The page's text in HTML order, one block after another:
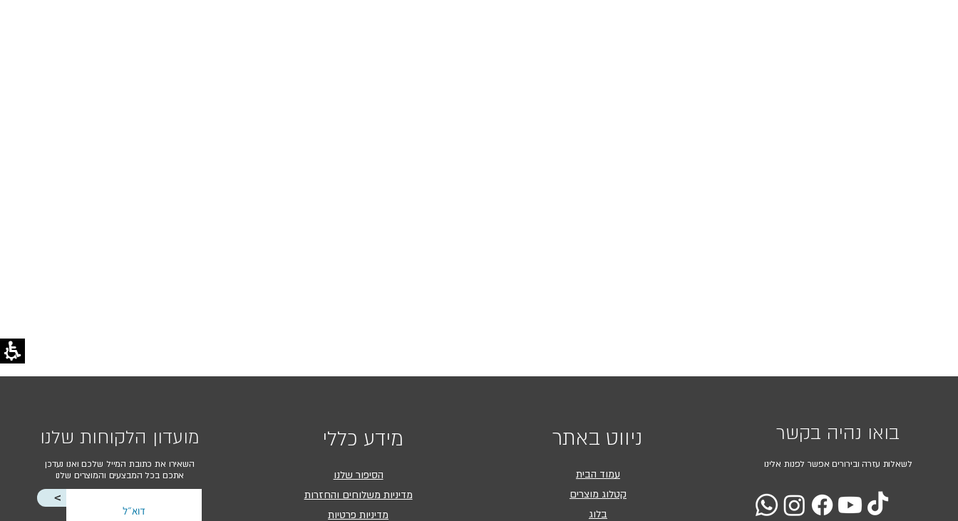
מועדון הלקוחות שלנו
השאירו את כתובת המייל שלכם ואנו נעדכן
אתכם בכל המבצעים והמוצרים שלנו
<
מידע כללי
הסיפור שלנו
מדיניות משלוחים והחזרות
מדיניות פרטיות
ניווט באתר
עמוד הבית
קטלוג מוצרים
בלוג
בואו נהיה בקשר
לשאלות עזרה ובירורים אפשר לפנות אלינו